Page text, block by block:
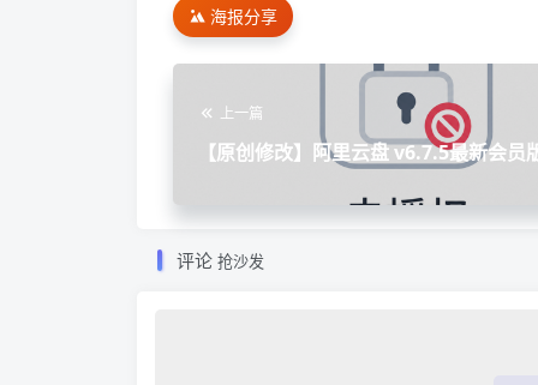
海报分享
上一篇
【原创修改】阿里云盘 v6.7.5最新会员
评论 抢沙发